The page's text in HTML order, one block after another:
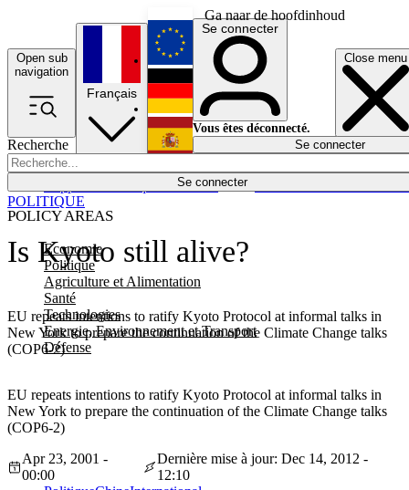
Ga naar de hoofdinhoud
Open sub
navigation
Close menu
Recherche
Se connecter
POLICY AREAS
Economie
Politique
Agriculture et Alimentation
Santé
Technologies
Energie, Environnement et Transport
Défense
Économie
Français
English
Deutsch
Español
Se connecter
Vous êtes déconnecté.
Se connecter
Is Kyoto still alive?
EU repeats intentions to ratify Kyoto Protocol at informal talks in
New York to prepare the continuation of the Climate Change talks
(COP6-2)
POLITIQUE
EU repeats intentions to ratify Kyoto Protocol at informal talks in
New York to prepare the continuation of the Climate Change talks
(COP6-2)
Apr 23, 2001 -
00:00
Dernière mise à jour: Dec 14, 2012 -
12:10